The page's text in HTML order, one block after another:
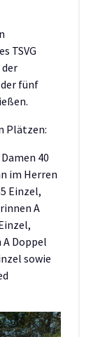
TSVG
der
fünf
Plätzen:
40
im Herren
Einzel,
A
Doppel
sowie